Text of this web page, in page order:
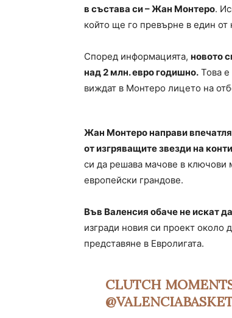
в състава си – Жан Монтеро.
който ще го превърне в един от
Според информацията, новото
над 2 млн. евро годишно. Това е
виждат в Монтеро лицето на
Жан Монтеро направи
от изгряващите звезди на
си да решава мачове в ключови
европейски грандове.
Във Валенсия обаче не искат
изгради новия си проект около
представяне в Евролигата.
CLUTCH